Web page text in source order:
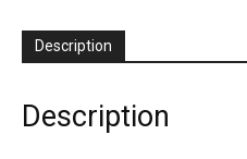
Description
Description